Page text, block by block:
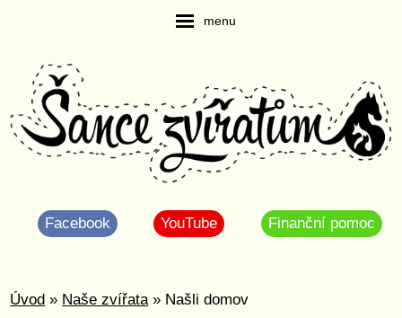
menu
Facebook YouTube Finanční pomoc
Úvod » Naše zvířata» Našli domov